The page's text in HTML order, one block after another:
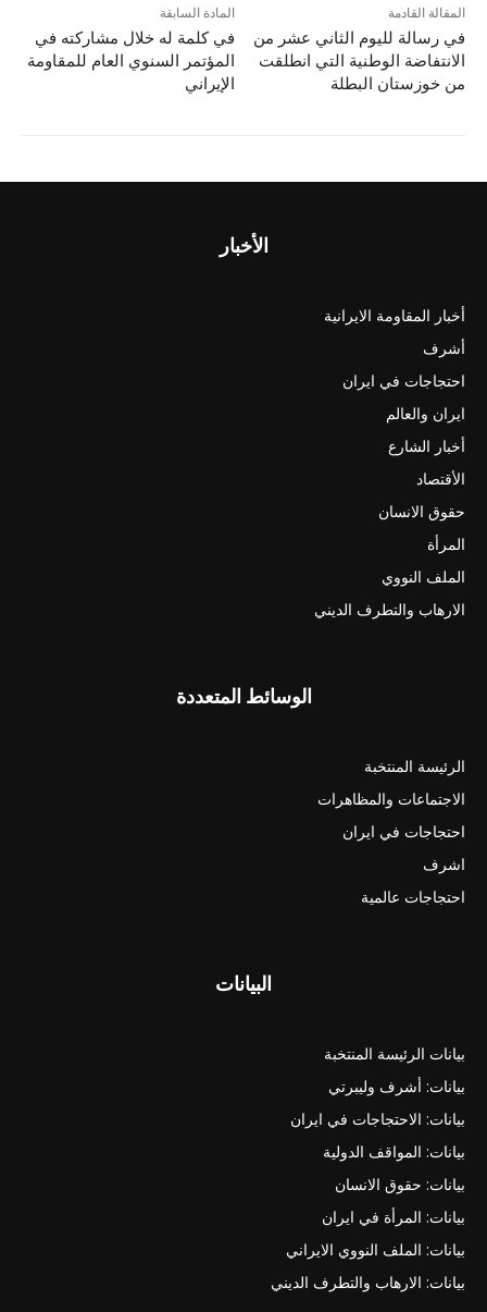
b
o
d
o
المادة السابقة
في كلمة له خلال مشاركته في
المؤتمر السنوي العام للمقاومة
الإيراني
المقالة القادمة
في رسالة‌ لليوم الثاني عشر من
الانتفاضة الوطنية التي انطلقت
من خوزستان البطلة
الأخبار
أخبار المقاومة الايرانية
أشرف
احتجاجات في ايران
ايران والعالم
أخبار الشارع
الأقتصاد
حقوق الانسان
المرأة
الملف النووي
الارهاب والتطرف الديني
الوسائط المتعددة
الرئيسة المنتخبة
الاجتماعات والمظاهرات
احتجاجات في ايران
اشرف
احتجاجات عالمية
البيانات
بيانات الرئيسة المنتخبة
بيانات: أشرف وليبرتي
بيانات: الاحتجاجات في ايران
بيانات: المواقف الدولية
بيانات: حقوق الانسان
بيانات: المرأة في ايران
بيانات: الملف النووي الايراني
بيانات: الارهاب والتطرف الديني